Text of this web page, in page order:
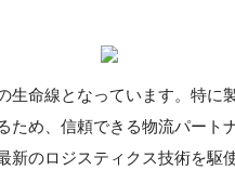
生命線となっています。特に
め、信頼できる物流パート
新のロジスティクス技術を駆